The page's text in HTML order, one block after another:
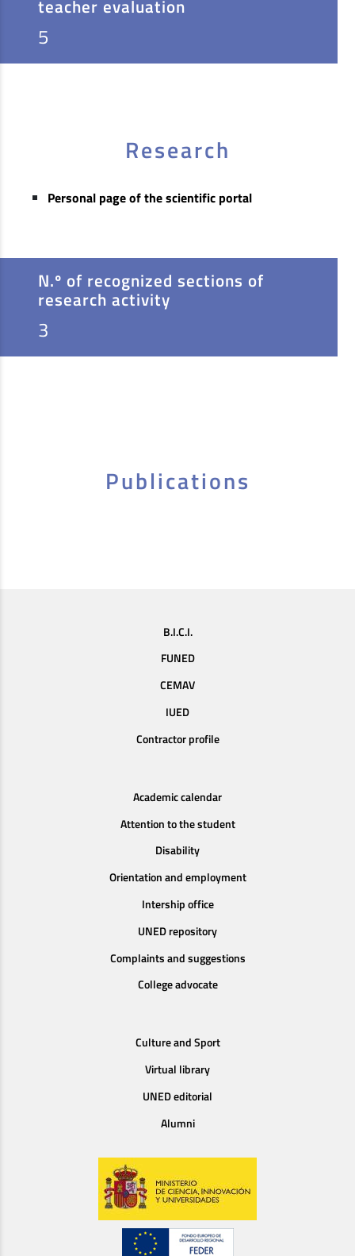
teacher evaluation
5
Research
Personal page of the scientific portal
N.º of recognized sections of
research activity
3
Publications
B.I.C.I.
FUNED
CEMAV
IUED
Contractor profile
Academic calendar
Attention to the student
Disability
Orientation and employment
Intership office
UNED repository
Complaints and suggestions
College advocate
Culture and Sport
Virtual library
UNED editorial
Alumni